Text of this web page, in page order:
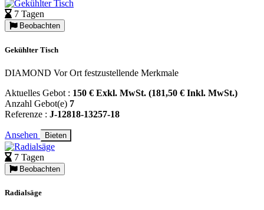
7 Tagen
Beobachten
Gekühlter Tisch
DIAMOND Vor Ort festzustellende Merkmale
Aktuelles Gebot : 150 € Exkl. MwSt. (181,50 € Inkl. MwSt.)
Anzahl Gebot(e) 7
Referenze : J-12818-13257-18
Ansehen Bieten
7 Tagen
Beobachten
Radialsäge